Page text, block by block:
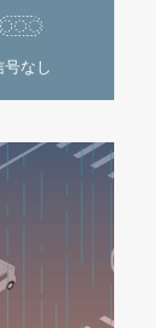
号なし